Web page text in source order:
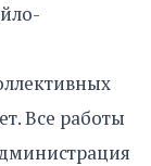
Все работы